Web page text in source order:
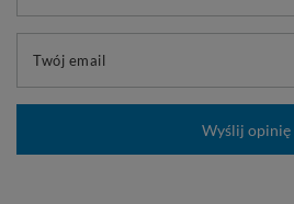
Twój email
Wyślij opinię